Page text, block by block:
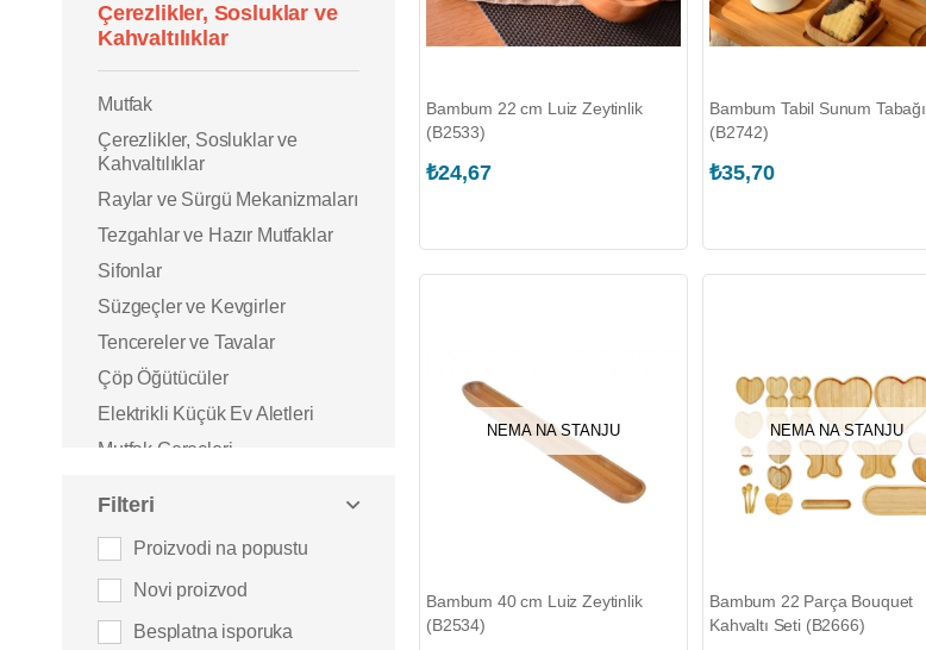
Çerezlikler, Sosluklar ve
Kahvaltılıklar
Mutfak
Çerezlikler, Sosluklar ve
Kahvaltılıklar
Raylar ve Sürgü Mekanizmaları
Tezgahlar ve Hazır Mutfaklar
Sifonlar
Süzgeçler ve Kevgirler
Tencereler ve Tavalar
Çöp Öğütücüler
Elektrikli Küçük Ev Aletleri
Mutfak Gereçleri
Altlıklar ve Tabanlar
Leğenler ve Kovalar
Servis Ürünleri
Filteri
Proizvodi na popustu
Novi proizvod
Besplatna isporuka
Bambum 22 cm Luiz Zeytinlik
(B2533)
₺24,67
Bambum Tabil Sunum Tabağı
(B2742)
₺35,70
NEMA NA STANJU
Bambum 40 cm Luiz Zeytinlik
(B2534)
NEMA NA STANJU
Bambum 22 Parça Bouquet
Kahvaltı Seti (B2666)